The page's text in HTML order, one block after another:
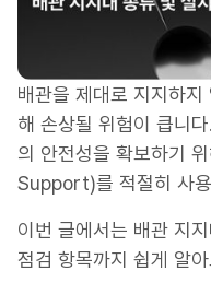
배관을 제대로 지지하
해 손상될 위험이 큽니
의 안전성을 확보하기
Support)를 적절히 사
이번 글에서는 배관 지
점검 항목까지 쉽게 알